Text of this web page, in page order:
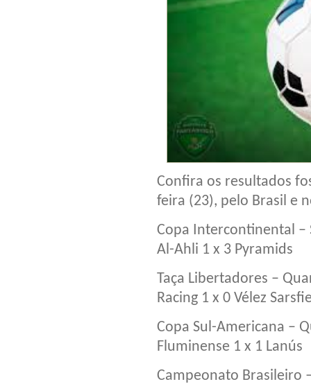
Confira os resultados
feira (23), pelo Brasil e
Copa Intercontinental –
Al-Ahli 1 x 3 Pyramids
Taça Libertadores –
Racing 1 x 0 Vélez
Copa Sul-Americana –
Fluminense 1 x 1 Lanús
Campeonato Brasileiro